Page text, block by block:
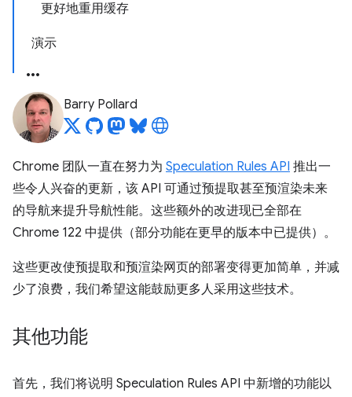
更好地重用缓存
演示
Barry Pollard
Chrome 团队一直在努力为 Speculation Rules API 推出一
些令人兴奋的更新，该 API 可通过预提取甚至预渲染未来
的导航来提升导航性能。这些额外的改进现已全部在
Chrome 122 中提供（部分功能在更早的版本中已提供）。
这些更改使预提取和预渲染网页的部署变得更加简单，并减
少了浪费，我们希望这能鼓励更多人采用这些技术。
其他功能
首先，我们将说明 Speculation Rules API 中新增的功能以